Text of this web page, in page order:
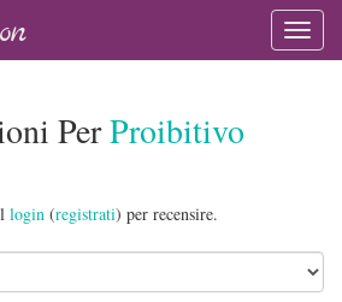
PerProibitivo
login (registrati) per recensire.